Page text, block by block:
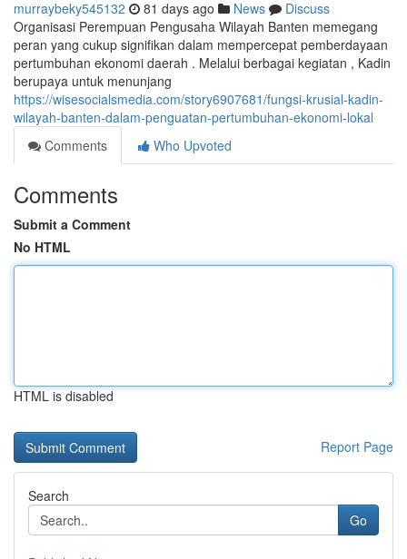
murraybeky545132 81 days ago News
Discuss
Organisasi Perempuan Pengusaha Wilayah Banten memegang
peran yang cukup signifikan dalam mempercepat pemberdayaan
pertumbuhan ekonomi daerah . Melalui berbagai kegiatan , Kadin
berupaya untuk menunjang
https://wisesocialsmedia.com/story6907681/fungsi-krusial-kadin-
wilayah-banten-dalam-penguatan-pertumbuhan-ekonomi-lokal
Comments
Who Upvoted
Comments
Submit a Comment
No HTML
HTML is disabled
Report Page
Search
Go